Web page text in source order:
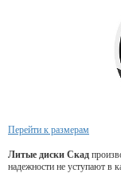
Перейти к размерам
Литые диски Скад
надежности не уступают в